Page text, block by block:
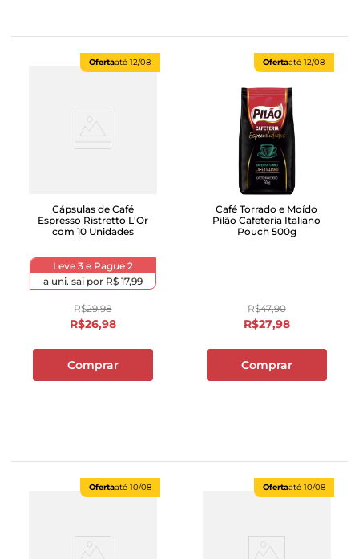
Ofertaaté 12/08
Cápsulas de Café
Espresso Ristretto L'Or
com 10 Unidades
Leve 3 e Pague 2
a uni. sai por R$ 17,99
R$29,98
R$26,98
Comprar
Ofertaaté 12/08
Café Torrado e Moído
Pilão Cafeteria Italiano
Pouch 500g
R$47,90
R$27,98
Comprar
Ofertaaté 10/08 Ofertaaté 10/08